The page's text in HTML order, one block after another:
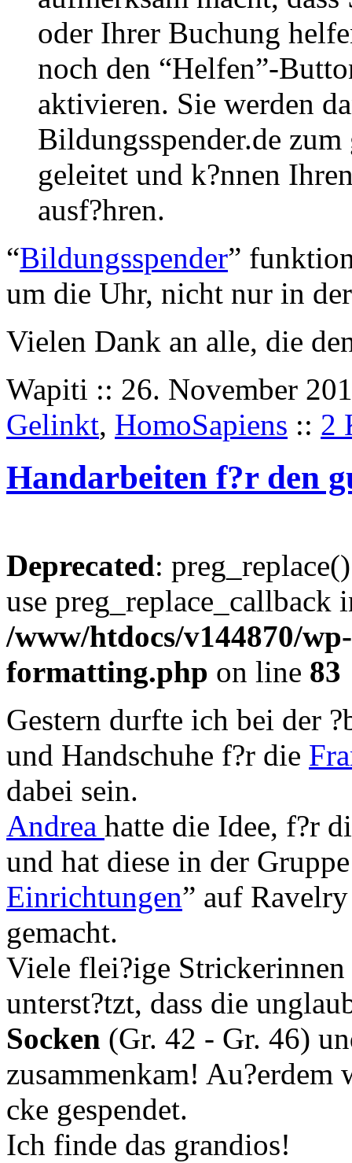
oder Ihrer Buchung
noch den “Helfen”-
aktivieren. Sie werden
Bildungsspender.de
geleitet und k?nnen
ausf?hren.
“Bildungsspender”
um die Uhr, nicht nur in
Vielen Dank an alle, die
Wapiti :: 26. November
Gelinkt, HomoSapiens :: 2
Handarbeiten f?r den
Deprecated:
use preg_replace_callback
/www/htdocs/v144870/
formatting.php on line 83
Gestern durfte ich bei der
und Handschuhe f?r die
dabei sein.
Andrea hatte die Idee, f?r
und hat diese in der
Einrichtungen” auf
gemacht.
Viele flei?ige
unterst?tzt, dass die
Socken (Gr. 42 - Gr. 46)
zusammenkam! Au?erdem
cke gespendet.
Ich finde das grandios!